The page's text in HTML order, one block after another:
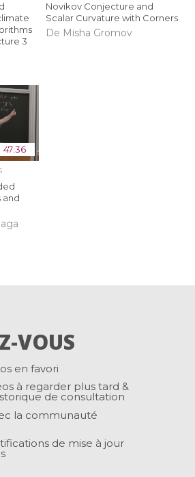
3
Novikov Conjecture and
Scalar Curvature with Corners
De Misha Gromov
47:36
and
VOUS
en favori
à regarder plus tard &
de consultation
la communauté
de mise à jour